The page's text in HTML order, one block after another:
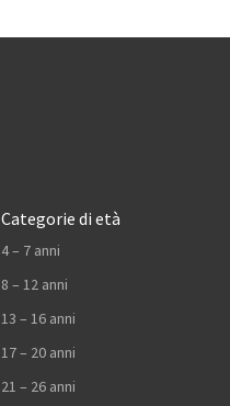
Categorie di età
4 – 7 anni
8 – 12 anni
13 – 16 anni
17 – 20 anni
21 – 26 anni